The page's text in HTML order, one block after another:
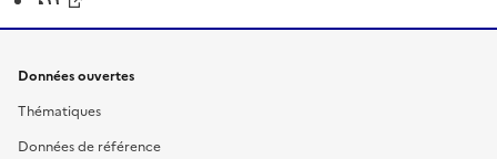
Données ouvertes
Thématiques
Données de référence